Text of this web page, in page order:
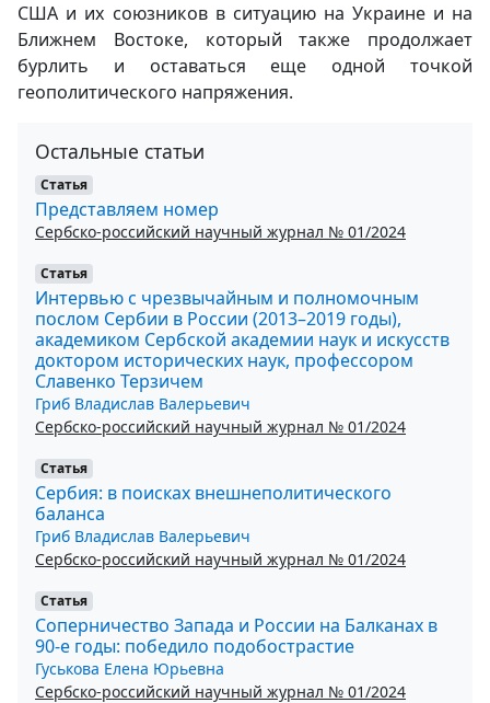
США и их союзников в ситуацию на Украине и на
Ближнем Востоке, который также продолжает
бурлить и оставаться еще одной точкой
геополитического напряжения.
Остальные статьи
Статья
Представляем номер
Сербско-российский научный журнал № 01/2024
Статья
Интервью с чрезвычайным и полномочным
послом Сербии в России (2013–2019 годы),
академиком Сербской академии наук и искусств
доктором исторических наук, профессором
Славенко Терзичем
Гриб Владислав Валерьевич
Сербско-российский научный журнал № 01/2024
Статья
Сербия: в поисках внешнеполитического
баланса
Гриб Владислав Валерьевич
Сербско-российский научный журнал № 01/2024
Статья
Соперничество Запада и России на Балканах в
90-е годы: победило подобострастие
Гуськова Елена Юрьевна
Сербско-российский научный журнал № 01/2024